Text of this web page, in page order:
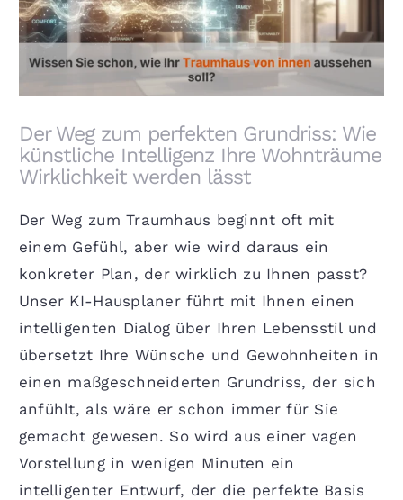
Der Weg zum perfekten Grundriss: Wie künstliche
Intelligenz Ihre Wohnträume Wirklichkeit werden
lässt
Der Weg zum perfekten Grundriss: Wie
künstliche Intelligenz Ihre Wohnträume
Wirklichkeit werden lässt
Der Weg zum Traumhaus beginnt oft mit
einem Gefühl, aber wie wird daraus ein
konkreter Plan, der wirklich zu Ihnen passt?
Unser KI-Hausplaner führt mit Ihnen einen
intelligenten Dialog über Ihren Lebensstil und
übersetzt Ihre Wünsche und Gewohnheiten in
einen maßgeschneiderten Grundriss, der sich
anfühlt, als wäre er schon immer für Sie
gemacht gewesen. So wird aus einer vagen
Vorstellung in wenigen Minuten ein
intelligenter Entwurf, der die perfekte Basis